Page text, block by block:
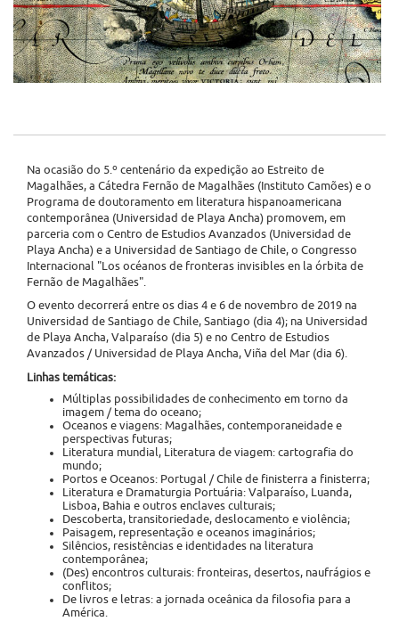
Na ocasião do 5.º centenário da expedição ao Estreito de
Magalhães, a Cátedra Fernão de Magalhães (Instituto Camões) e o
Programa de doutoramento em literatura hispanoamericana
contemporânea (Universidad de Playa Ancha) promovem, em
parceria com o Centro de Estudios Avanzados (Universidad de
Playa Ancha) e a Universidad de Santiago de Chile, o Congresso
Internacional "Los océanos de fronteras invisibles en la órbita de
Fernão de Magalhães".
O evento decorrerá entre os dias 4 e 6 de novembro de 2019 na
Universidad de Santiago de Chile, Santiago (dia 4); na Universidad
de Playa Ancha, Valparaíso (dia 5) e no Centro de Estudios
Avanzados / Universidad de Playa Ancha, Viña del Mar (dia 6).
Linhas temáticas:
Múltiplas possibilidades de conhecimento em torno da
imagem / tema do oceano;
Oceanos e viagens: Magalhães, contemporaneidade e
perspectivas futuras;
Literatura mundial, Literatura de viagem: cartografia do
mundo;
Portos e Oceanos: Portugal / Chile de finisterra a finisterra;
Literatura e Dramaturgia Portuária: Valparaíso, Luanda,
Lisboa, Bahia e outros enclaves culturais;
Descoberta, transitoriedade, deslocamento e violência;
Paisagem, representação e oceanos imaginários;
Silêncios, resistências e identidades na literatura
contemporânea;
(Des) encontros culturais: fronteiras, desertos, naufrágios e
conflitos;
De livros e letras: a jornada oceânica da filosofia para a
América.